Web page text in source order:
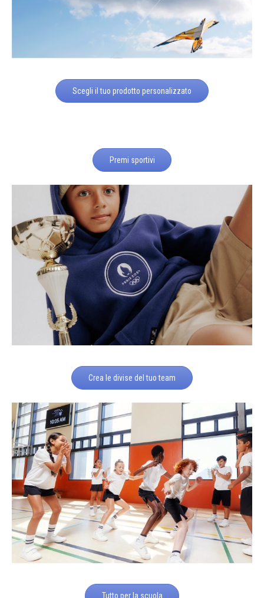
Scegli il tuo prodotto personalizzato
Premi sportivi
Crea le divise del tuo team
Tutto per la scuola